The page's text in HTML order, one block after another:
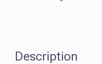
Description